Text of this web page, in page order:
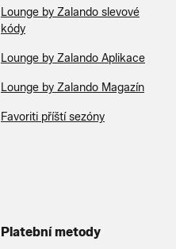
Lounge by Zalando slevové
kódy
Lounge by Zalando Aplikace
Lounge by Zalando Magazín
Favoriti příští sezóny
Platební metody